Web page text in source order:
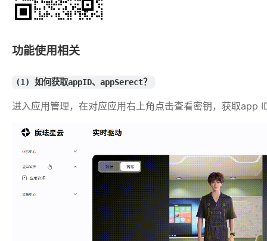
功能使用相关
(1) 如何获取appID、appSerect？
进入应用管理，在对应应用右上角点击查看密钥，获取app